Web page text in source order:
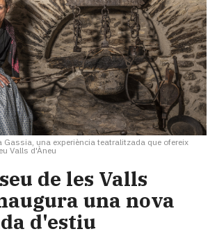
Gassia, una experiència teatralitzada que ofereix
Valls d'Àneu
de les Valls
una nova
d'estiu